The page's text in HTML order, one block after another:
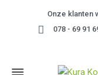
Onze klanten
078 - 69 91